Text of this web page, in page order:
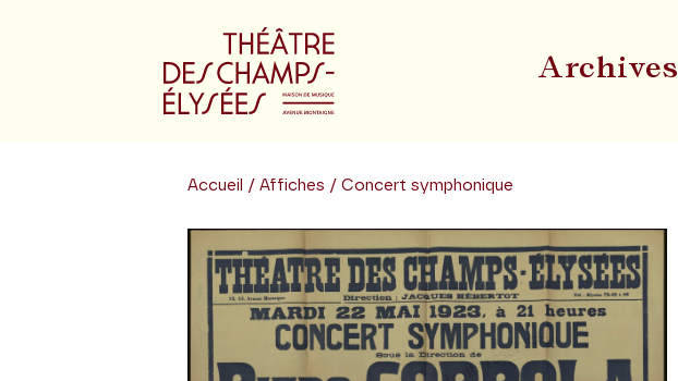
Archives
Accueil / Affiches / Concert symphonique